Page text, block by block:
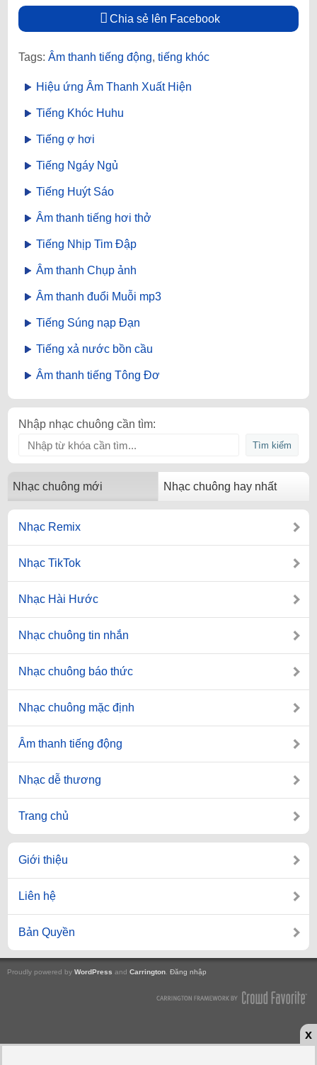
Chia sẻ lên Facebook
Tags: Âm thanh tiếng động, tiếng khóc
Hiệu ứng Âm Thanh Xuất Hiện
Tiếng Khóc Huhu
Tiếng ợ hơi
Tiếng Ngáy Ngủ
Tiếng Huýt Sáo
Âm thanh tiếng hơi thở
Tiếng Nhịp Tim Đập
Âm thanh Chụp ảnh
Âm thanh đuổi Muỗi mp3
Tiếng Súng nạp Đạn
Tiếng xả nước bồn cầu
Âm thanh tiếng Tông Đơ
Nhập nhạc chuông cần tìm:
Nhạc chuông mới Nhạc chuông hay nhất
Nhạc Remix
Nhạc TikTok
Nhạc Hài Hước
Nhạc chuông tin nhắn
Nhạc chuông báo thức
Nhạc chuông mặc định
Âm thanh tiếng động
Nhạc dễ thương
Trang chủ
Giới thiệu
Liên hệ
Bản Quyền
Proudly powered by WordPress and Carrington Đăng nhập
x